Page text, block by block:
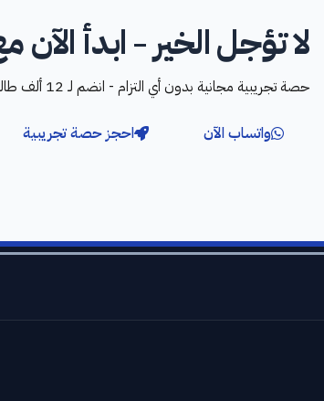
لا تؤجل الخير - ابدأ الآن
حصة تجريبية مجانية بدون أي التزام - انضم لـ 12 ألف طالب من 45 دولة
واتساب الآن احجز حصة تجريبية